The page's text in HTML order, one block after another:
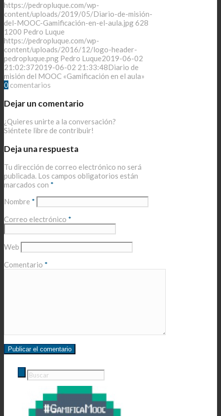
https://pedropluque.com/wp-
content/uploads/2019/05/Diario-de-misión-
del-MOOC-Gamificación-en-el-aula.jpg 628
1200 Pedro Luque
https://pedropluque.com/wp-
content/uploads/2016/12/logo-header-
pedropluque.png Pedro Luque2019-06-02
21:02:372019-06-02 21:33:48Diario de
misión del MOOC «Gamificación en el aula»
0 comentarios
Dejar un comentario
¿Quieres unirte a la conversación?
Siéntete libre de contribuir!
Deja una respuesta
Tu dirección de correo electrónico no será
publicada. Los campos obligatorios están
marcados con *
Nombre *
Correo electrónico *
Web
Comentario *